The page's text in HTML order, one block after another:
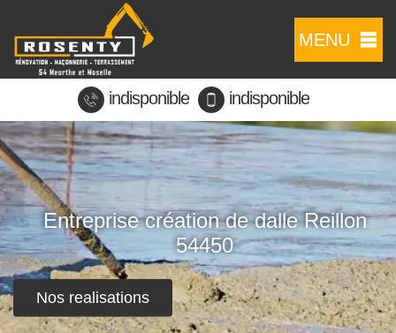
MENU
indisponible indisponible
Entreprise création de dalle Reillon
54450
Nos realisations